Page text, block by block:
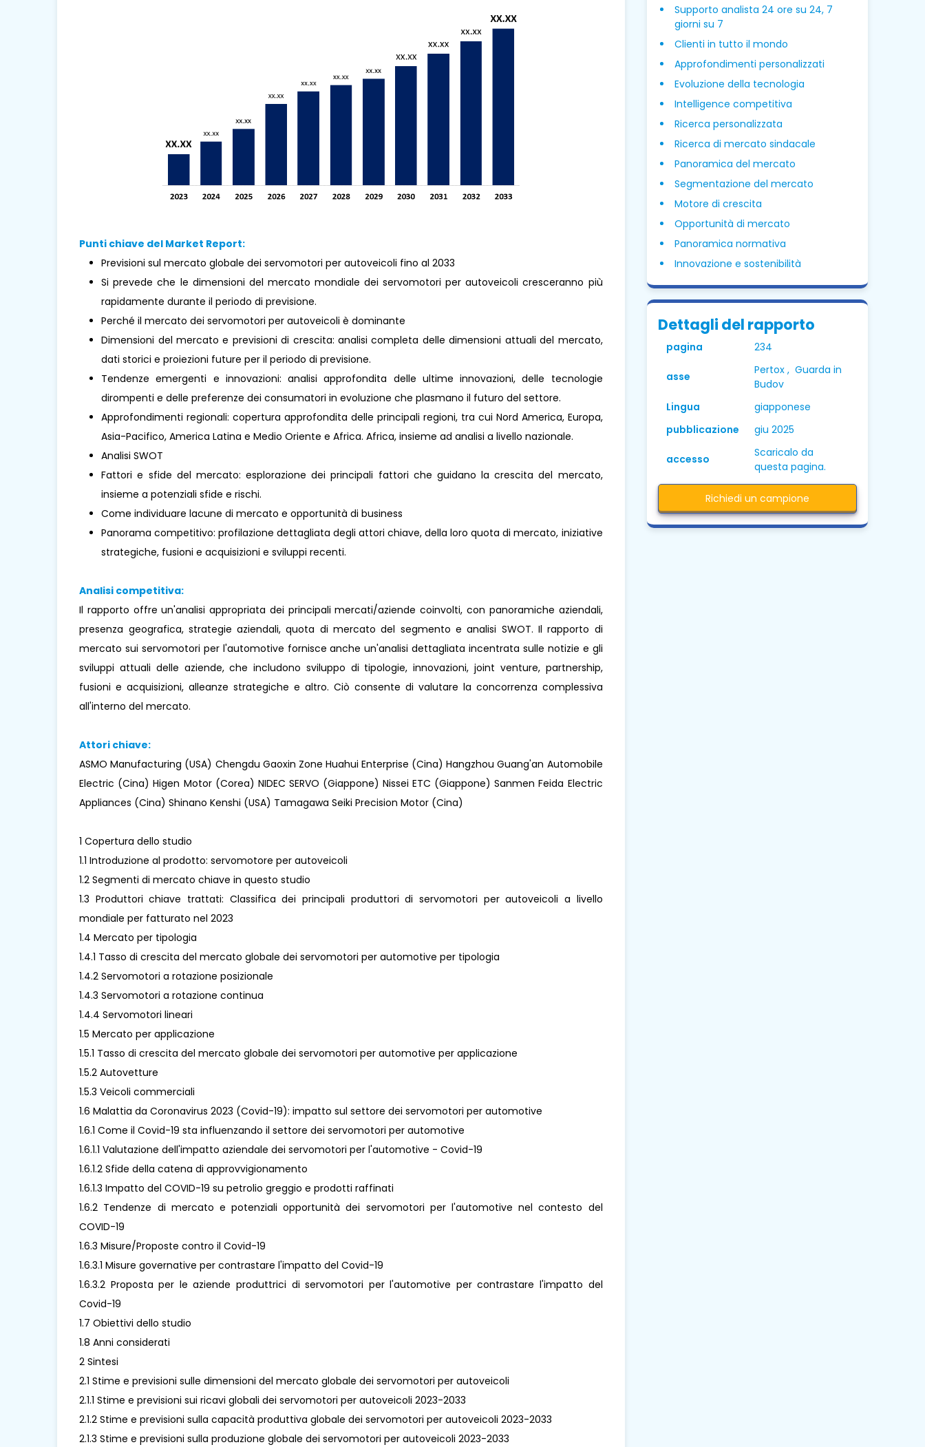
Punti chiave del Market Report:
Previsioni sul mercato globale dei servomotori per autoveicoli fino al 2033
Si prevede che le dimensioni del mercato mondiale dei servomotori per autoveicoli cresceranno più
rapidamente durante il periodo di previsione.
Perché il mercato dei servomotori per autoveicoli è dominante
Dimensioni del mercato e previsioni di crescita: analisi completa delle dimensioni attuali del mercato,
dati storici e proiezioni future per il periodo di previsione.
Tendenze emergenti e innovazioni: analisi approfondita delle ultime innovazioni, delle tecnologie
dirompenti e delle preferenze dei consumatori in evoluzione che plasmano il futuro del settore.
Approfondimenti regionali: copertura approfondita delle principali regioni, tra cui Nord America, Europa,
Asia-Pacifico, America Latina e Medio Oriente e Africa. Africa, insieme ad analisi a livello nazionale.
Analisi SWOT
Fattori e sfide del mercato: esplorazione dei principali fattori che guidano la crescita del mercato,
insieme a potenziali sfide e rischi.
Come individuare lacune di mercato e opportunità di business
Panorama competitivo: profilazione dettagliata degli attori chiave, della loro quota di mercato, iniziative
strategiche, fusioni e acquisizioni e sviluppi recenti.
Analisi competitiva:
Il rapporto offre un'analisi appropriata dei principali mercati/aziende coinvolti, con panoramiche aziendali,
presenza geografica, strategie aziendali, quota di mercato del segmento e analisi SWOT. Il rapporto di
mercato sui servomotori per l'automotive fornisce anche un'analisi dettagliata incentrata sulle notizie e gli
sviluppi attuali delle aziende, che includono sviluppo di tipologie, innovazioni, joint venture, partnership,
fusioni e acquisizioni, alleanze strategiche e altro. Ciò consente di valutare la concorrenza complessiva
all'interno del mercato.
Attori chiave:
ASMO Manufacturing (USA) Chengdu Gaoxin Zone Huahui Enterprise (Cina) Hangzhou Guang'an Automobile
Electric (Cina) Higen Motor (Corea) NIDEC SERVO (Giappone) Nissei ETC (Giappone) Sanmen Feida Electric
Appliances (Cina) Shinano Kenshi (USA) Tamagawa Seiki Precision Motor (Cina)
1 Copertura dello studio
1.1 Introduzione al prodotto: servomotore per autoveicoli
1.2 Segmenti di mercato chiave in questo studio
1.3 Produttori chiave trattati: Classifica dei principali produttori di servomotori per autoveicoli a livello
mondiale per fatturato nel 2023
1.4 Mercato per tipologia
1.4.1 Tasso di crescita del mercato globale dei servomotori per automotive per tipologia
1.4.2 Servomotori a rotazione posizionale
1.4.3 Servomotori a rotazione continua
1.4.4 Servomotori lineari
1.5 Mercato per applicazione
1.5.1 Tasso di crescita del mercato globale dei servomotori per automotive per applicazione
1.5.2 Autovetture
1.5.3 Veicoli commerciali
1.6 Malattia da Coronavirus 2023 (Covid-19): impatto sul settore dei servomotori per automotive
1.6.1 Come il Covid-19 sta influenzando il settore dei servomotori per automotive
1.6.1.1 Valutazione dell'impatto aziendale dei servomotori per l'automotive - Covid-19
1.6.1.2 Sfide della catena di approvvigionamento
1.6.1.3 Impatto del COVID-19 su petrolio greggio e prodotti raffinati
1.6.2 Tendenze di mercato e potenziali opportunità dei servomotori per l'automotive nel contesto del
COVID-19
1.6.3 Misure/Proposte contro il Covid-19
1.6.3.1 Misure governative per contrastare l'impatto del Covid-19
1.6.3.2 Proposta per le aziende produttrici di servomotori per l'automotive per contrastare l'impatto del
Covid-19
1.7 Obiettivi dello studio
1.8 Anni considerati
2 Sintesi
2.1 Stime e previsioni sulle dimensioni del mercato globale dei servomotori per autoveicoli
2.1.1 Stime e previsioni sui ricavi globali dei servomotori per autoveicoli 2023-2033
2.1.2 Stime e previsioni sulla capacità produttiva globale dei servomotori per autoveicoli 2023-2033
2.1.3 Stime e previsioni sulla produzione globale dei servomotori per autoveicoli 2023-2033
Supporto analista 24 ore su 24, 7
giorni su 7
Clienti in tutto il mondo
Approfondimenti personalizzati
Evoluzione della tecnologia
Intelligence competitiva
Ricerca personalizzata
Ricerca di mercato sindacale
Panoramica del mercato
Segmentazione del mercato
Motore di crescita
Opportunità di mercato
Panoramica normativa
Innovazione e sostenibilità
Dettagli del rapporto
pagina 234
asse
Pertox , Guarda in
Budov
Lingua
giapponese
pubblicazione
giu 2025
accesso
Scaricalo da
questa pagina.
Richiedi un campione